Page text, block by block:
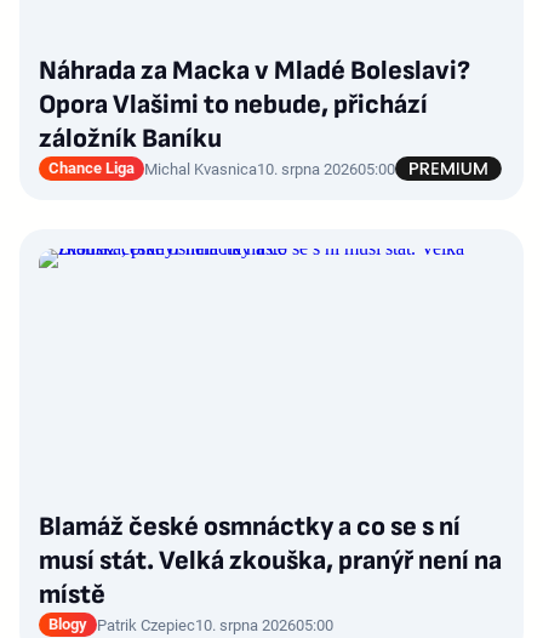
Náhrada za Macka v Mladé Boleslavi?
Opora Vlašimi to nebude, přichází
záložník Baníku
Chance Liga Michal Kvasnica10. srpna 202605:00
Blamáž české osmnáctky a co se s ní
musí stát. Velká zkouška, pranýř není na
místě
Blogy Patrik Czepiec10. srpna 202605:00